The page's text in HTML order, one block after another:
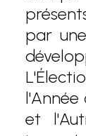
par
l'Année
et